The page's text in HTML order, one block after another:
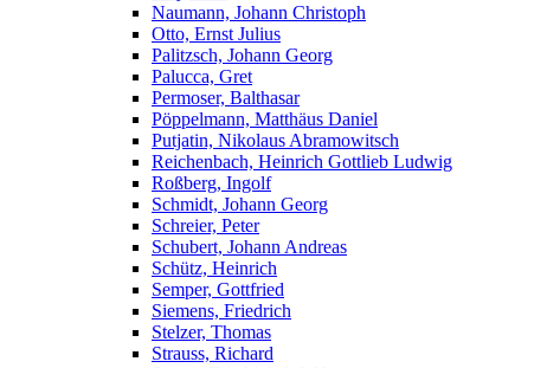
Naumann, Johann Christoph
Otto, Ernst Julius
Palitzsch, Johann Georg
Palucca, Gret
Permoser, Balthasar
Pöppelmann, Matthäus Daniel
Putjatin, Nikolaus Abramowitsch
Reichenbach, Heinrich Gottlieb Ludwig
Roßberg, Ingolf
Schmidt, Johann Georg
Schreier, Peter
Schubert, Johann Andreas
Schütz, Heinrich
Semper, Gottfried
Siemens, Friedrich
Stelzer, Thomas
Strauss, Richard